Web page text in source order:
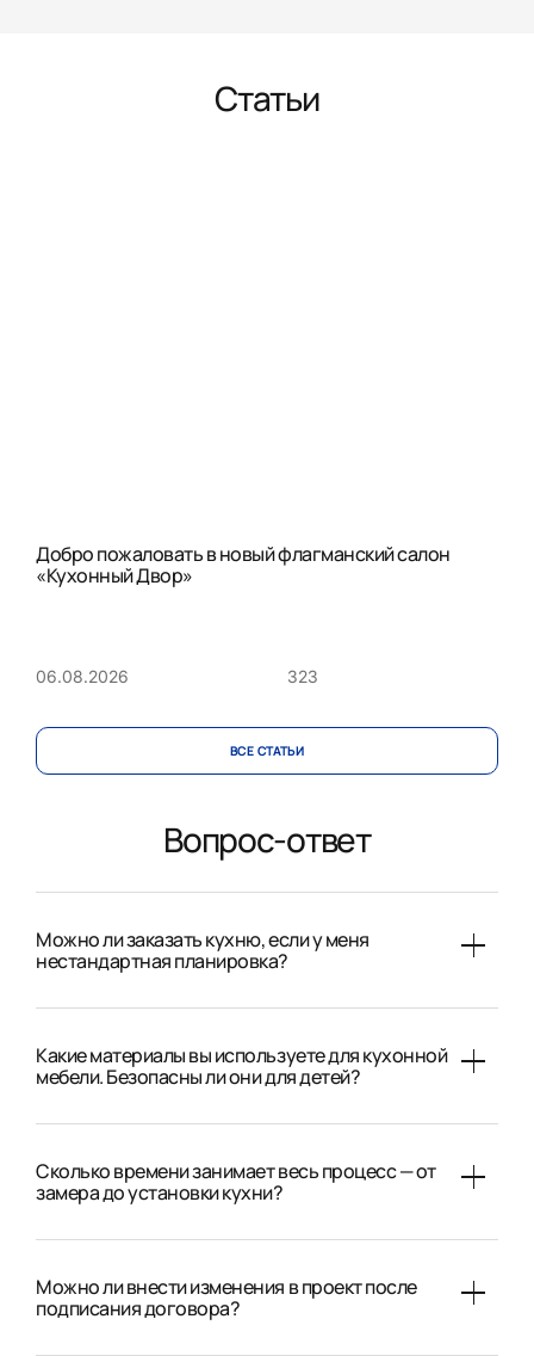
Статьи
Добро пожаловать в новый флагманский салон
«Кухонный Двор»
06.08.2026 323
ВСЕ CТАТЬИ
Вопрос-ответ
Можно ли заказать кухню, если у меня
нестандартная планировка?
Какие материалы вы используете для кухонной
мебели. Безопасны ли они для детей?
Сколько времени занимает весь процесс — от
замера до установки кухни?
Можно ли внести изменения в проект после
подписания договора?